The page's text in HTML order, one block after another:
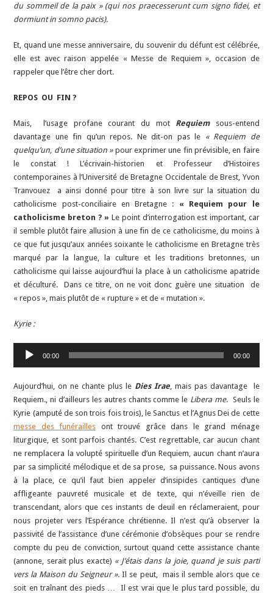
du sommeil de la paix » (qui nos praecesserunt cum signo fidei, et
dormiunt in somno pacis).
Et, quand une messe anniversaire, du souvenir du défunt est célébrée,
elle est avec raison appelée « Messe de Requiem », occasion de
rappeler que l’être cher dort.
REPOS OU FIN ?
Mais, l’usage profane courant du mot Requiemsous-entend
davantage une fin qu’un repos. Ne dit-on pas le « Requiem de
quelqu’un, d’une situation »pour exprimer une fin prévisible, en faire
le constat ! L’écrivain-historien et Professeur d’Histoires
contemporaines à l’Université de Bretagne Occidentale de Brest, Yvon
Tranvouez a ainsi donné pour titre à son livre sur la situation du
catholicisme post-conciliaire en Bretagne : « Requiem pour le
catholicisme breton ? » Le point d’interrogation est important, car
il semble plutôt faire allusion à une fin de ce catholicisme, du moins à
ce que fut jusqu’aux années soixante le catholicisme en Bretagne très
marqué par la langue, la culture et les traditions bretonnes, un
catholicisme qui laisse aujourd’hui la place à un catholicisme apatride
et déculturé. Dans ce titre, on ne voit donc guère une situation de
« repos », mais plutôt de « rupture » et de « mutation ».
Kyrie :
Lecteur
audio
00:00 00:00
Aujourd’hui, on ne chante plus le Dies Irae, mais pas davantage le
Requiem., ni d’ailleurs les autres chants comme le Libera me. Seuls le
Kyrie (amputé de son trois fois trois), le Sanctus et l’Agnus Dei de cette
messe des funérailles ont trouvé grâce dans le grand ménage
liturgique, et sont parfois chantés. C’est regrettable, car aucun chant
ne remplacera la volupté spirituelle d’un Requiem, aucun chant n’aura
par sa simplicité mélodique et de sa prose, sa puissance. Nous avons
à la place, ce qu’il faut bien appeler d’insipides cantiques d’une
affligeante pauvreté musicale et de texte, qui n’éveille rien de
transcendant, alors que ces instants de deuil en réclameraient, pour
nous projeter vers l’Espérance chrétienne. Il n’est qu’à observer la
passivité de l’assistance d’une cérémonie d’obsèques pour se rendre
compte du peu de conviction, surtout quand cette assistance chante
(annone, serait plus exacte) « J’étais dans la joie, quand je suis parti
vers la Maison du Seigneur ». Il se peut, mais il semble alors que ce
soit en traînant des pieds … Il est vrai que le plus tard possible, du